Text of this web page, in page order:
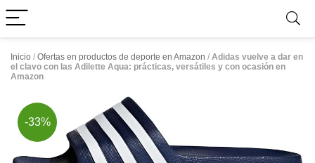
Inicio / Ofertas en productos de deporte en Amazon / Adidas vuelve a dar en
el clavo con las Adilette Aqua: prácticas, versátiles y con ocasión en
Amazon
-33%